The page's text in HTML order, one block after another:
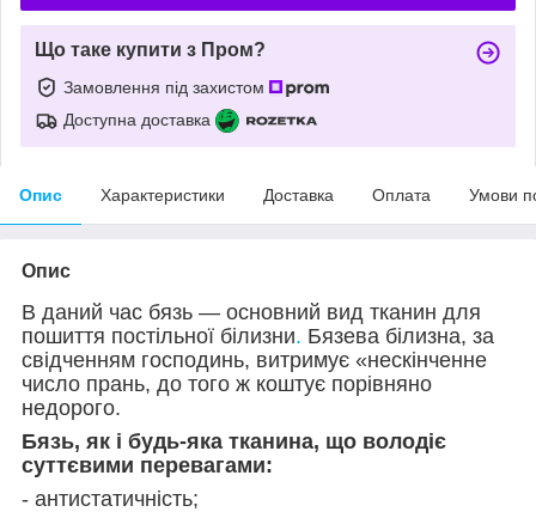
Що таке купити з Пром?
Замовлення під захистом
Доступна доставка
Опис Характеристики Доставка Оплата Умови
Опис
В даний час бязь — основний вид тканин для
пошиття постільної білизни. Бязева білизна, за
свідченням господинь, витримує «нескінченне
число прань, до того ж коштує порівняно
недорого.
Бязь, як і будь-яка тканина, що володіє
суттєвими перевагами:
- антистатичність;